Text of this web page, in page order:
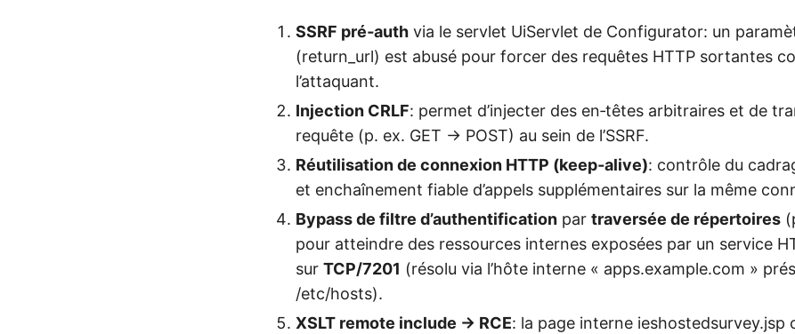
SSRF pré‑auth via le servlet UiServlet de Configurator: un
(return_url) est abusé pour forcer des requêtes HTTP sortantes
l’attaquant.
Injection CRLF: permet d’injecter des en‑têtes arbitraires et de
requête (p. ex. GET → POST) au sein de l’SSRF.
Réutilisation de connexion HTTP (keep‑alive): contrôle du
et enchaînement fiable d’appels supplémentaires sur la même
Bypass de filtre d’authentification par traversée de répertoires
pour atteindre des ressources internes exposées par un service
sur TCP/7201 (résolu via l’hôte interne « apps.example.com »
/etc/hosts).
XSLT remote include → RCE: la page interne ieshostedsurvey.jsp